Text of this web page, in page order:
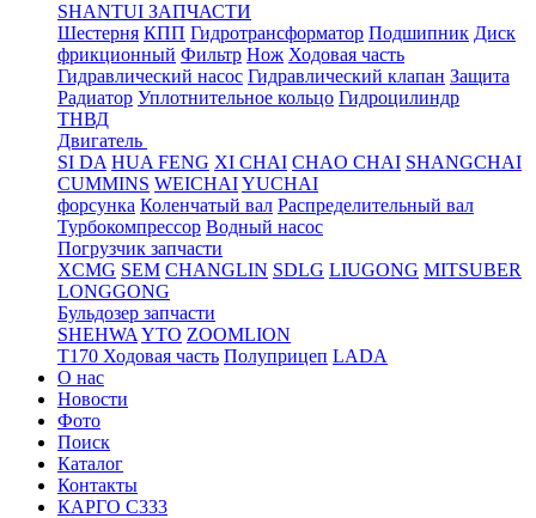
SHANTUI ЗАПЧАСТИ
Шестерня КПП Гидротрансформатор Подшипник Диск
фрикционный Фильтр Нож Ходовая часть
Гидравлический насос Гидравлический клапан Защита
Радиатор Уплотнительное кольцо Гидроцилиндр
ТНВД
Двигатель
SI DA HUA FENG XI CHAI CHAO CHAI SHANGCHAI
CUMMINS WEICHAIYUCHAI
форсунка Коленчатый вал Распределительный вал
Турбокомпрессор Водный насос
Погрузчик запчасти
XCMG SEM CHANGLIN SDLG LIUGONG MITSUBER
LONGGONG
Бульдозер запчасти
SHEHWA YTO ZOOMLION
T170 Ходовая часть Полуприцеп LADA
О нас
Новости
Фото
Поиск
Каталог
Контакты
КАРГО С333